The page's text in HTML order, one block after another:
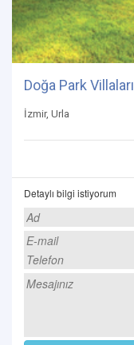
Doğa Park Villaları
İzmir, Urla
Detaylı bilgi istiyorum